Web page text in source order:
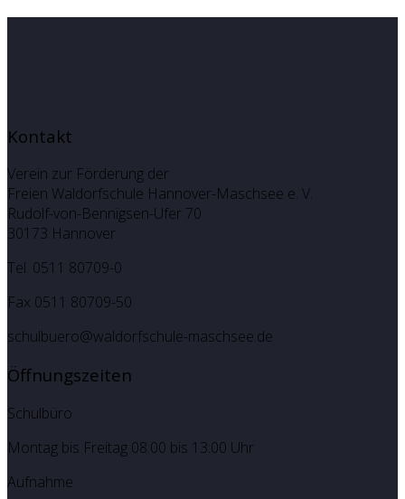
Kontakt
Verein zur Förderung der
Freien Waldorfschule Hannover-Maschsee e. V.
Rudolf-von-Bennigsen-Ufer 70
30173 Hannover
Tel. 0511 80709-0
Fax 0511 80709-50
schulbuero@waldorfschule-maschsee.de
Öffnungszeiten
Schulbüro
Montag bis Freitag 08:00 bis 13:00 Uhr
Aufnahme